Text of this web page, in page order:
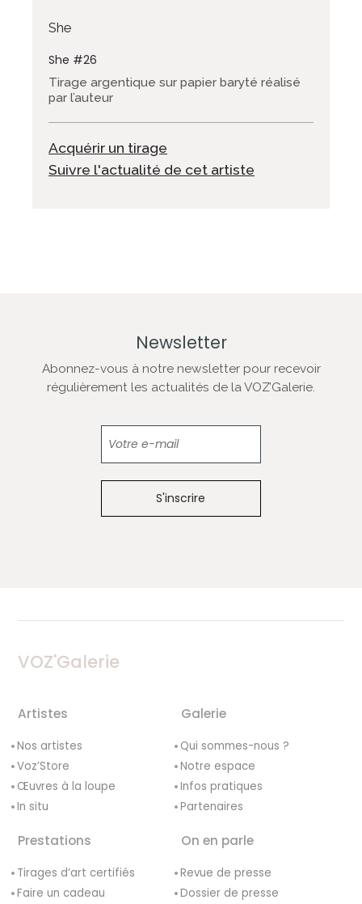
She
She #26
Tirage argentique sur papier baryté réalisé
par l’auteur
Acquérir un tirage
Suivre l'actualité de cet artiste
Newsletter
Abonnez-vous à notre newsletter pour recevoir
régulièrement les actualités de la VOZ’Galerie.
VOZ'Galerie
Artistes
Nos artistes
Voz’Store
Œuvres à la loupe
In situ
Galerie
Qui sommes-nous ?
Notre espace
Infos pratiques
Partenaires
Prestations
Tirages d’art certifiés
Faire un cadeau
On en parle
Revue de presse
Dossier de presse